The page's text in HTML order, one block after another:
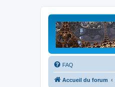
FAQ
Accueil du forum